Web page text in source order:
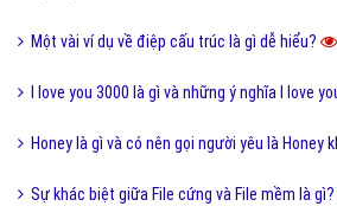
Một vài ví dụ về điệp cấu trúc là gì dễ hiểu?
I love you 3000 là gì và những ý nghĩa I love
Honey là gì và có nên gọi người yêu là Honey
Sự khác biệt giữa File cứng và File mềm là gì?